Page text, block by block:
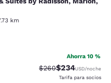
by Radisson,
km
estrellas. Bueno. 183 reseñas
Ahorra 10 %
Precio tachado:
$260Precio con
$234USD/noche
Tarifa para socios